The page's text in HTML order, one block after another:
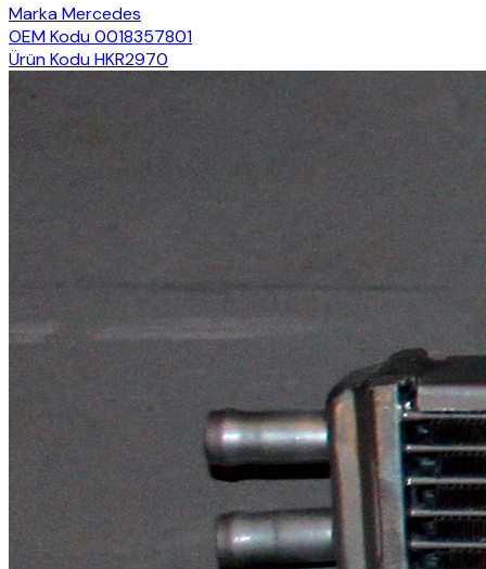
MarkaMercedes
OEM Kodu0018357801
Ürün KoduHKR2970